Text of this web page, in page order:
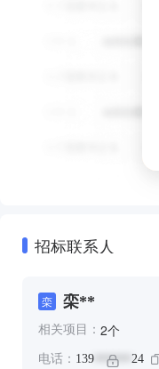
招标联系人
栾 栾**
相关项目： 2个
电话： 139 ****** 24